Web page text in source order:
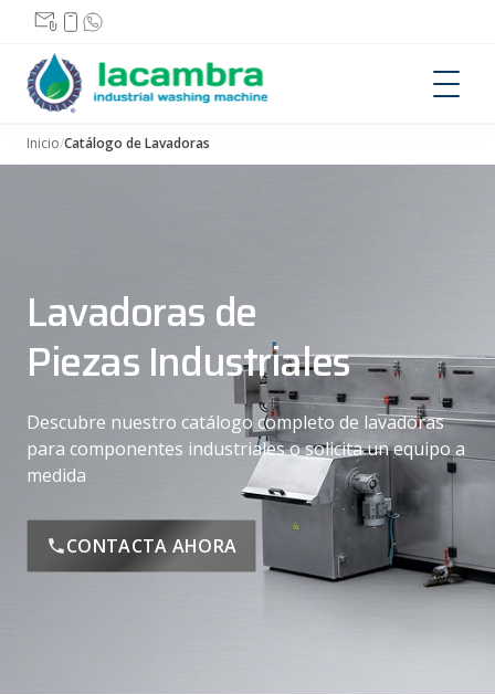
CATÁLOGO DE LAVADORAS
CONTACTO
Inicio/Catálogo de Lavadoras
Lavadoras de
Piezas Industriales
Descubre nuestro catálogo completo de lavadoras
para componentes industriales o solicita un equipo a
medida
CONTACTA AHORA